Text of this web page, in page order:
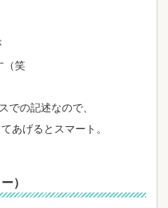
（笑
での記述なので、
あげるとスマート。
）